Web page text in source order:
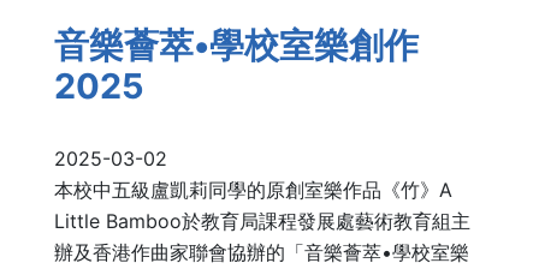
音樂薈萃•學校室樂創作
2025
2025-03-02
本校中五級盧凱莉同學的原創室樂作品《竹》A
Little Bamboo於教育局課程發展處藝術教育組主
辦及香港作曲家聯會協辦的「音樂薈萃•學校室樂